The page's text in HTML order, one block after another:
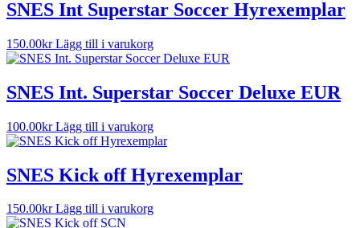
SNES Int Superstar Soccer Hyrexemplar
150.00kr Lägg till i varukorg
SNES Int. Superstar Soccer Deluxe EUR
100.00kr Lägg till i varukorg
SNES Kick off Hyrexemplar
150.00kr Lägg till i varukorg